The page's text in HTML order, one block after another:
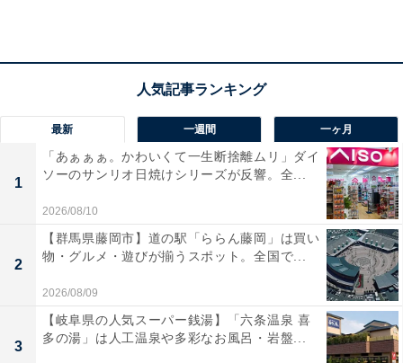
所在地：神奈川県足柄下郡湯河原町鍛冶屋572-1
交通手段：JR東海道本線「湯河原駅」からお車・タクシ
約制）／JR湯河原駅より箱根登山バス「鍛冶屋」行にて
約7分、「宮渡橋」バス停下車徒歩約10分
料金
大人1名（参考価格）：2万6510円
※料金は公式Webサイト参考価格
※プラン・部屋により価格は変動します
チェックイン・チェックアウト
最新 一週間 一ヶ月
1
「あぁぁぁ。かわいくて一生断捨離ムリ」ダイ
ソーのサンリオ日焼けシリーズが反響。全...
2026/08/10
2
【群馬県藤岡市】道の駅「ららん藤岡」は買い
物・グルメ・遊びが揃うスポット。全国で...
2026/08/09
3
【岐阜県の人気スーパー銭湯】「六条温泉 喜
多の湯」は人工温泉や多彩なお風呂・岩盤...